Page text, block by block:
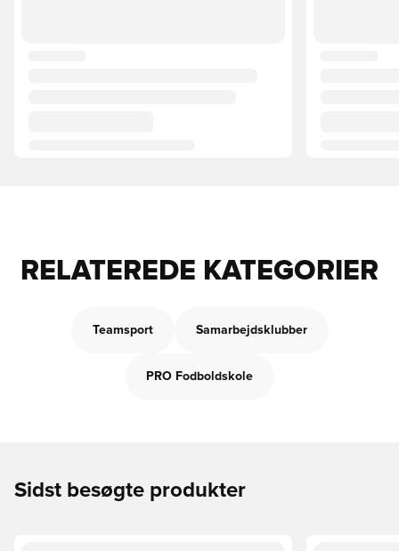
RELATEREDE KATEGORIER
Teamsport Samarbejdsklubber
PRO Fodboldskole
Sidst besøgte produkter